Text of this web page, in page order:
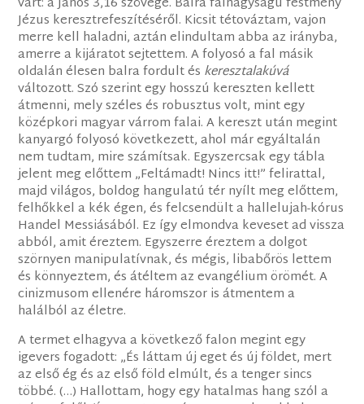
Jézus keresztrefeszítéséről. Kicsit tétováztam, vajon
merre kell haladni, aztán elindultam abba az irányba,
amerre a kijáratot sejtettem. A folyosó a fal másik
oldalán élesen balra fordult és keresztalakúvá
változott. Szó szerint egy hosszú kereszten kellett
átmenni, mely széles és robusztus volt, mint egy
középkori magyar várrom falai. A kereszt után megint
kanyargó folyosó következett, ahol már egyáltalán
nem tudtam, mire számítsak. Egyszercsak egy tábla
jelent meg előttem „Feltámadt! Nincs itt!” felirattal,
majd világos, boldog hangulatú tér nyílt meg előttem,
felhőkkel a kék égen, és felcsendült a hallelujah-kórus
Handel Messiásából. Ez így elmondva keveset ad vissza
abból, amit éreztem. Egyszerre éreztem a dolgot
szörnyen manipulatívnak, és mégis, libabőrös lettem
és könnyeztem, és átéltem az evangélium örömét. A
cinizmusom ellenére háromszor is átmentem a
halálból az életre.
A termet elhagyva a következő falon megint egy
igevers fogadott: „És láttam új eget és új földet, mert
az első ég és az első föld elmúlt, és a tenger sincs
többé. (…) Hallottam, hogy egy hatalmas hang szól a